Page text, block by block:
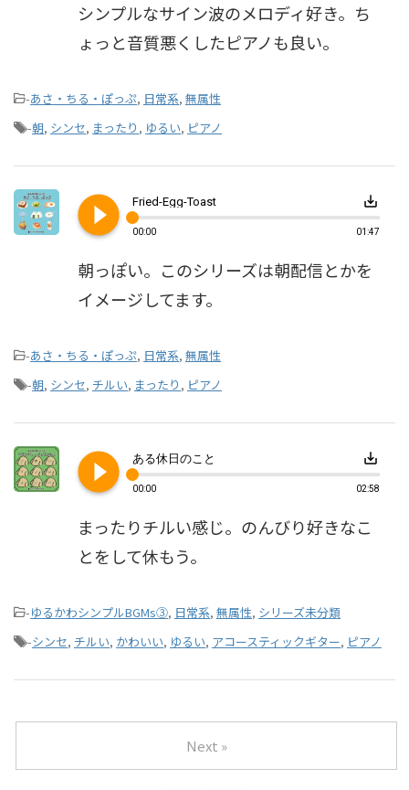
シンプルなサイン波のメロディ好き。ち
ょっと音質悪くしたピアノも良い。
-あさ・ちる・ぽっぷ, 日常系, 無属性
-朝, シンセ, まったり , ゆるい, ピアノ
play_circle_filled Fried-Egg-Toast save_alt
00:00 01:47
朝っぽい。このシリーズは朝配信とかを
イメージしてます。
-あさ・ちる・ぽっぷ, 日常系, 無属性
-朝, シンセ, チルい, まったり , ピアノ
play_circle_filled ある休日のこと save_alt
00:00 02:58
まったりチルい感じ。のんびり好きなこ
とをして休もう。
-ゆるかわシンプルBGMs③, 日常系, 無属性, シリーズ未分類
-シンセ, チルい, かわいい, ゆるい, アコースティックギター, ピアノ
Next »